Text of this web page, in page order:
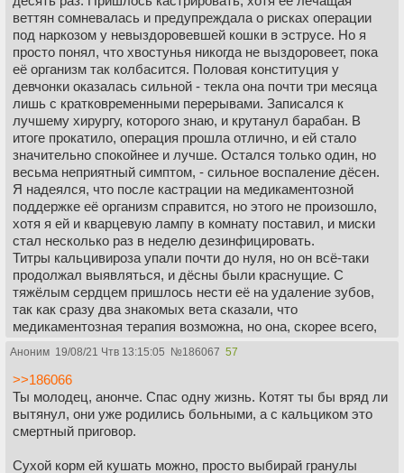
веттян сомневалась и предупреждала о рисках операции
под наркозом у невыздоровевшей кошки в эструсе. Но я
просто понял, что хвостунья никогда не выздоровеет, пока
её организм так колбасится. Половая конституция у
девчонки оказалась сильной - текла она почти три месяца
лишь с кратковременными перерывами. Записался к
лучшему хирургу, которого знаю, и крутанул барабан. В
итоге прокатило, операция прошла отлично, и ей стало
значительно спокойнее и лучше. Остался только один, но
весьма неприятный симптом, - сильное воспаление дёсен.
Я надеялся, что после кастрации на медикаментозной
поддержке её организм справится, но этого не произошло,
хотя я ей и кварцевую лампу в комнату поставил, и миски
стал несколько раз в неделю дезинфицировать.
Титры кальцивироза упали почти до нуля, но он всё-таки
продолжал выявляться, и дёсны были краснущие. С
тяжёлым сердцем пришлось нести её на удаление зубов,
так как сразу два знакомых вета сказали, что
медикаментозная терапия возможна, но она, скорее всего,
она оказалась весьма стрессовой и мучительной - попробуй
обработать пасть кошке, у которой там всё пылает.
В общем, в июле моя Шушпания и без зубов осталась. И
да, ей это помогло, воспаление прошло практически сразу.
Хотел её перевести исключительно на паштетную диету, но
соседки по комнате, что я махнул рукой и стал ей
Аноним 19/08/21 Чтв 13:15:05 №186067 57
>>186066
Ты молодец, анонче. Спас одну жизнь. Котят ты бы вряд ли
вытянул, они уже родились больными, а с кальциком это
смертный приговор.
Сухой корм ей кушать можно, просто выбирай гранулы